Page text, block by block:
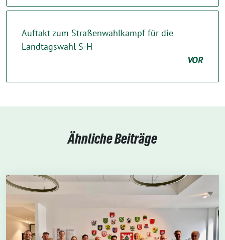
Auftakt zum Straßenwahlkampf für die
Landtagswahl S-H
VOR
Ähnliche Beiträge